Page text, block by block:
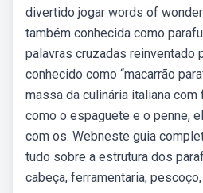
divertido jogar words of
também conhecida como
palavras cruzadas reinventado
conhecido como “macarrão
massa da culinária italiana
como o espaguete e o penne,
com os. Webneste guia
tudo sobre a estrutura dos
cabeça, ferramentaria,